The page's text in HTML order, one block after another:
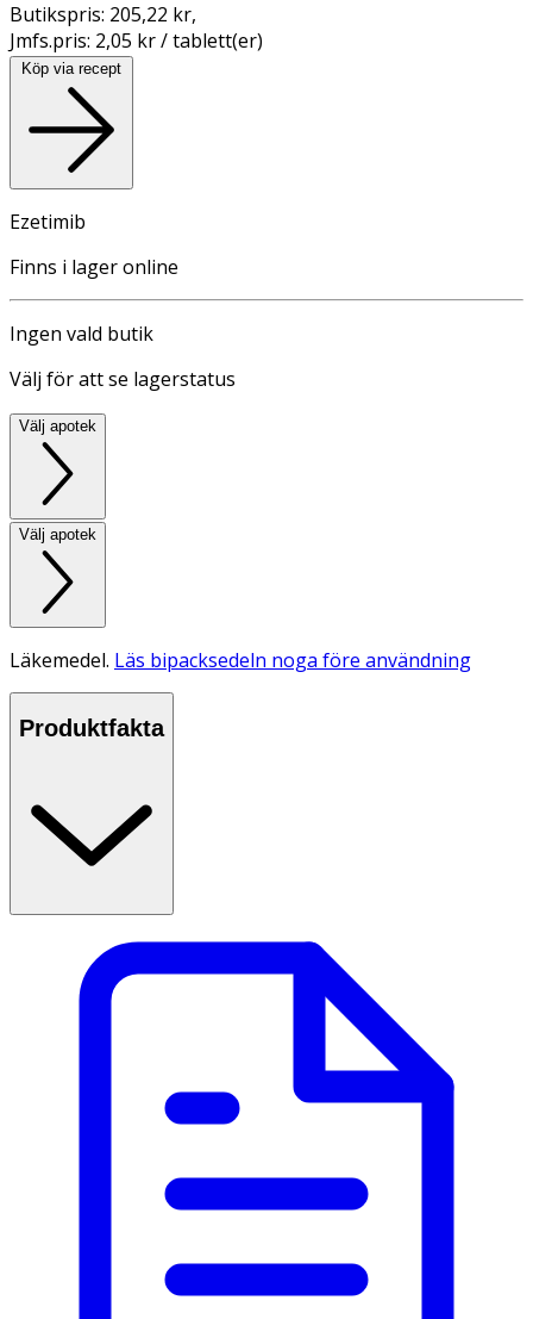
Butikspris: 205,22 kr,
Jmfs.pris: 2,05 kr / tablett(er)
Köp via recept
Ezetimib
Finns i lager online
Ingen vald butik
Välj för att se lagerstatus
Välj apotek
Välj apotek
Läkemedel. Läs bipacksedeln noga före användning
Produktfakta